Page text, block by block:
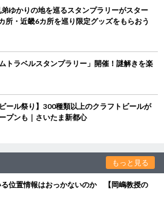
ゆかりの地を巡るスタンプラリーがスター
所・近畿6カ所を巡り限定グッズをもらおう
トラベルスタンプラリー」開催！謎解きを楽
ール祭り】300種類以上のクラフトビールが
プンも｜さいたま新都心
もっと見る
る位置情報はおっかないのか 【岡嶋教授の